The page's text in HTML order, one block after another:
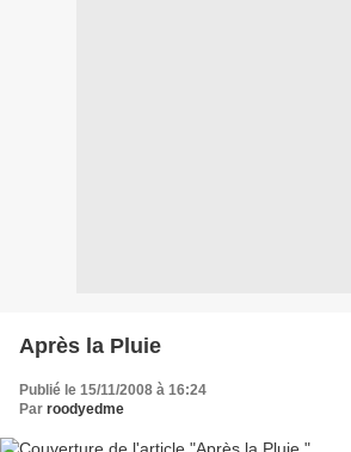
Après la Pluie
Publié le 15/11/2008 à 16:24
Par roodyedme